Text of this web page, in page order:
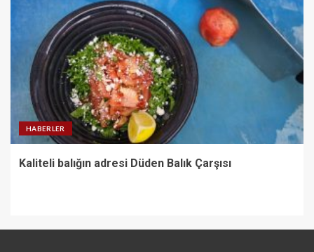
HABERLER
Kaliteli balığın adresi Düden Balık Çarşısı